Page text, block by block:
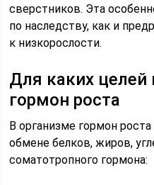
сверстников. Эта
по наследству, как и
к низкорослости.
Для каких
гормон роста
В организме гормон
обмене белков, жиров,
соматотропного гормона: